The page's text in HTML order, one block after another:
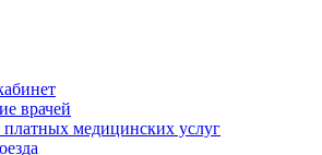
врачей
платных медицинских услуг